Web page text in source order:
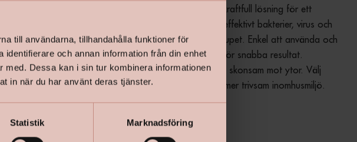
till användarna, tillhandahålla funktioner för
och annan information från din enhet
Dessa kan i sin tur kombinera informationen
in när du har använt deras tjänster.
Statistik Marknadsföring
Effektiv mot mögel och dålig lukt inne – en kraftfull lösning för ett
fräscht och hygieniskt hem. Den bekämpar effektivt bakterier, virus och
envis smuts samtidigt som den rengör på djupet. Enkel att använda och
redo direkt utan spädning gör den perfekt för snabba resultat.
Dessutom är den biologiskt nedbrytbar och skonsam mot ytor. Välj
Mögel-Fri Inne för en renare, tryggare och mer trivsam inomhusmiljö.